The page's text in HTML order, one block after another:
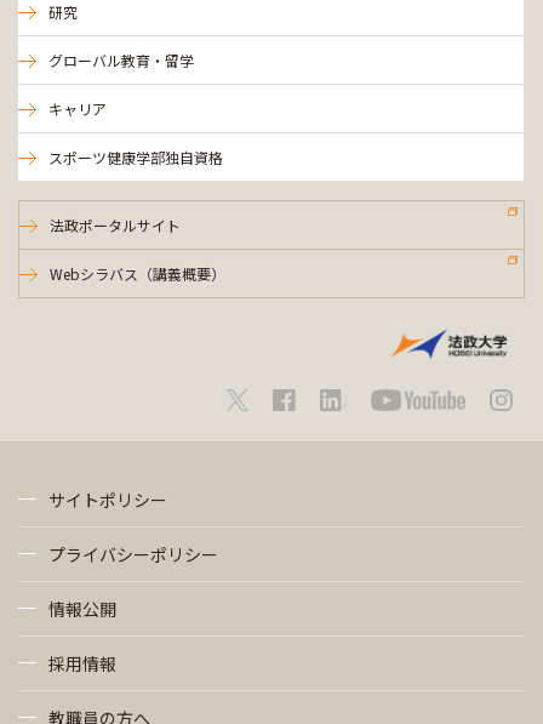
研究
グローバル教育・留学
キャリア
スポーツ健康学部独自資格
法政ポータルサイト
Webシラバス（講義概要）
サイトポリシー
プライバシーポリシー
情報公開
採用情報
教職員の方へ